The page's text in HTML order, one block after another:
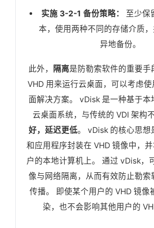
实施 3-2-1 备份策略：
至少保
本，使用两种不同的存储介质
异地备份。
此外， 隔离是防勒索软件的重要手
VHD 用来运行云桌面，可以考虑
面解决方案。 vDisk 是一种基于本
云桌面系统，与传统的 VDI 架构不
好，延迟更低。 vDisk 的核心思想
和应用程序封装在 VHD 镜像中，
户的本地计算机上。 通过 vDisk，
像与网络隔离，从而有效防止勒索
传播。 即使某个用户的 VHD 镜像
染，也不会影响其他用户的